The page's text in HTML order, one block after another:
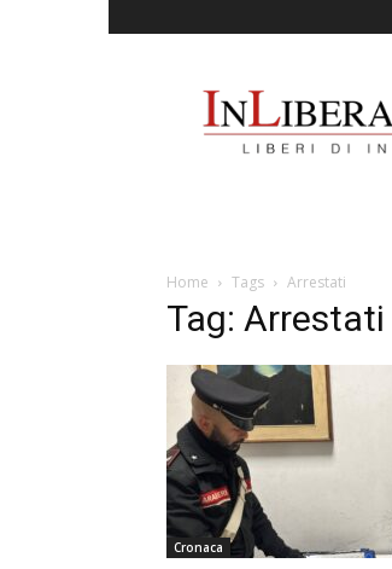
Home Tags Arrestati
Tag: Arrestati
Cronaca